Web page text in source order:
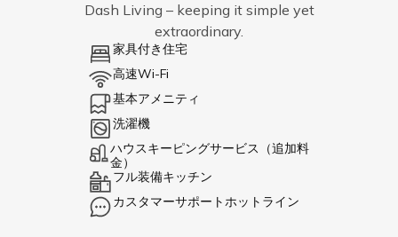
Dash Living – keeping it simple yet
extraordinary.
家具付き住宅
高速Wi-Fi
基本アメニティ
洗濯機
ハウスキーピングサービス（追加料
金）
フル装備キッチン
カスタマーサポートホットライン